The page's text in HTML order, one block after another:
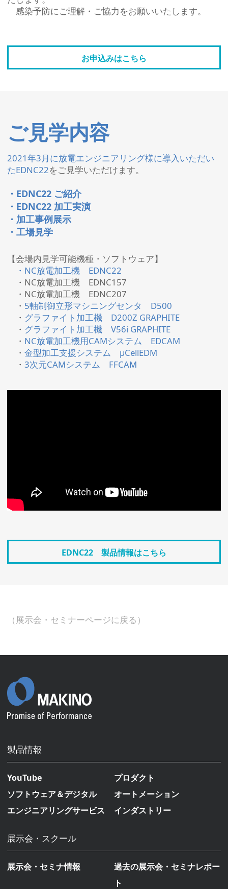
感染予防にご理解・ご協力をお願いいたします。
お申込みはこちら
ご見学内容
2021年3月に放電エンジニアリング様に導入いただい
たEDNC22をご見学いただけます。
・EDNC22 ご紹介
・EDNC22 加工実演
・加工事例展示
・工場見学
【会場内見学可能機種・ソフトウェア】
・NC放電加工機 EDNC22
・NC放電加工機 EDNC157
・NC放電加工機 EDNC207
・ 5軸制御立形マシニングセンタ D500
・ グラファイト加工機 D200Z GRAPHITE
・ グラファイト加工機 V56i GRAPHITE
・ NC放電加工機用CAMシステム EDCAM
・ 金型加工支援システム μCellEDM
・ 3次元CAMシステム FFCAM
EDNC22 製品情報はこちら
（展示会・セミナーページに戻る）
製品情報
YouTube
プロダクト
ソフトウェア＆デジタル
オートメーション
エンジニアリングサービス
インダストリー
展示会・スクール
展示会・セミナ情報
過去の展示会・セミナレポー
ト